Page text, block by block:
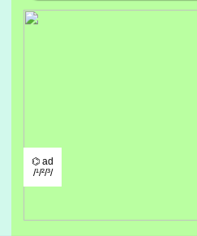
⌬ ad
/¹/²/³/